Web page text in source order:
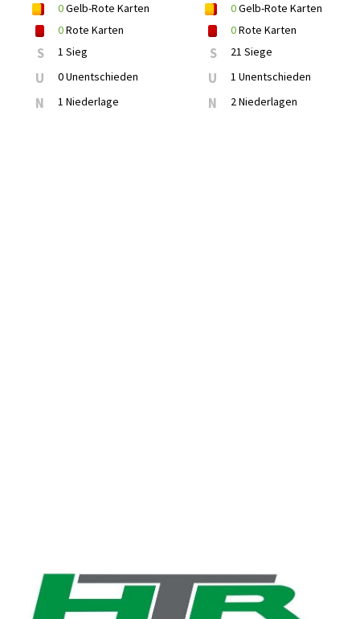
0Gelb-Rote Karten
0Rote Karten
S 1 Sieg
U 0 Unentschieden
N 1 Niederlage
0Gelb-Rote Karten
0Rote Karten
S 21 Siege
U 1 Unentschieden
N 2 Niederlagen